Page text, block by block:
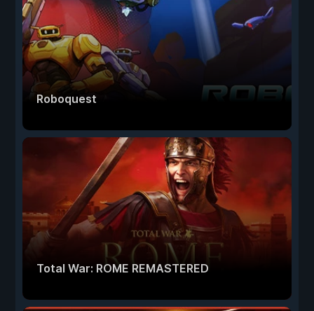
Roboquest
Total War: ROME REMASTERED